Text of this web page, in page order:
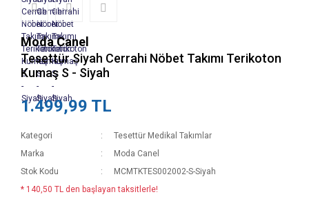
Moda Canel
Tesettür Siyah Cerrahi Nöbet Takımı Terikoton
Kumaş S - Siyah
1.499,99 TL
Kategori
Tesettür Medikal Takımlar
Marka
Moda Canel
Stok Kodu
MCMTKTES002002-S-Siyah
* 140,50 TL den başlayan taksitlerle!